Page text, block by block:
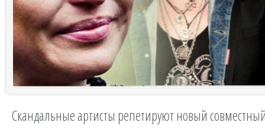
Скандальные артисты репетируют новый